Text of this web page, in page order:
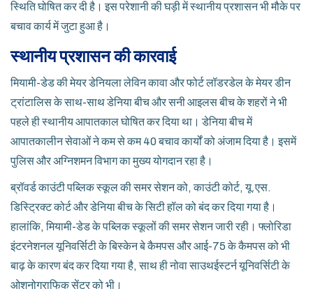
स्थिति घोषित कर दी है। इस परेशानी की घड़ी में स्थानीय प्रशासन भी मौके पर
बचाव कार्य में जुटा हुआ है।
स्थानीय प्रशासन की कारवाई
मियामी-डेड की मेयर डेनियला लेविन कावा और फोर्ट लॉडरडेल के मेयर डीन
ट्रांटालिस के साथ-साथ डेनिया बीच और सनी आइलस बीच के शहरों ने भी
पहले ही स्थानीय आपातकाल घोषित कर दिया था। डेनिया बीच में
आपातकालीन सेवाओं ने कम से कम 40 बचाव कार्यों को अंजाम दिया है। इसमें
पुलिस और अग्निशमन विभाग का मुख्य योगदान रहा है।
ब्रॉवर्ड काउंटी पब्लिक स्कूल की समर सेशन को, काउंटी कोर्ट, यू.एस.
डिस्ट्रिक्ट कोर्ट और डेनिया बीच के सिटी हॉल को बंद कर दिया गया है।
हालांकि, मियामी-डेड के पब्लिक स्कूलों की समर सेशन जारी रही। फ्लोरिडा
इंटरनेशनल यूनिवर्सिटी के बिस्केन बे कैमपस और आई-75 के कैमपस को भी
बाढ़ के कारण बंद कर दिया गया है, साथ ही नोवा साउथईस्टर्न यूनिवर्सिटी के
ओशनोग्राफिक सेंटर को भी।